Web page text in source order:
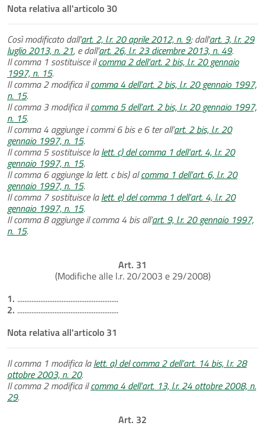
Nota relativa all'articolo 30
Così modificato dall'art. 2, l.r. 20 aprile 2012, n. 9; dall'art. 3, l.r. 29
luglio 2013, n. 21, e dall'art. 26, l.r. 23 dicembre 2013, n. 49.
Il comma 1 sostituisce ilcomma 2 dell’art. 2 bis, l.r. 20 gennaio
1997, n. 15.
Il comma 2 modifica ilcomma 4 dell’art. 2 bis, l.r. 20 gennaio 1997,
n. 15.
Il comma 3 modifica ilcomma 5 dell’art. 2 bis, l.r. 20 gennaio 1997,
n. 15.
Il comma 4 aggiunge i commi 6 bis e 6 ter all’art. 2 bis, l.r. 20
gennaio 1997, n. 15.
Il comma 5 sostituisce lalett. c) del comma 1 dell’art. 4, l.r. 20
gennaio 1997, n. 15.
Il comma 6 aggiunge la lett. c bis) alcomma 1 dell’art. 6, l.r. 20
gennaio 1997, n. 15.
Il comma 7 sostituisce lalett. e) del comma 1 dell’art. 4, l.r. 20
gennaio 1997, n. 15.
Il comma 8 aggiunge il comma 4 bis all’art. 9, l.r. 20 gennaio 1997,
n. 15.
Art. 31
(Modifiche alle l.r. 20/2003 e 29/2008)
1. .........................................................
2. .........................................................
Nota relativa all'articolo 31
Il comma 1 modifica lalett. a) del comma 2 dell’art. 14 bis, l.r. 28
ottobre 2003, n. 20.
Il comma 2 modifica ilcomma 4 dell’art. 13, l.r. 24 ottobre 2008, n.
29.
Art. 32